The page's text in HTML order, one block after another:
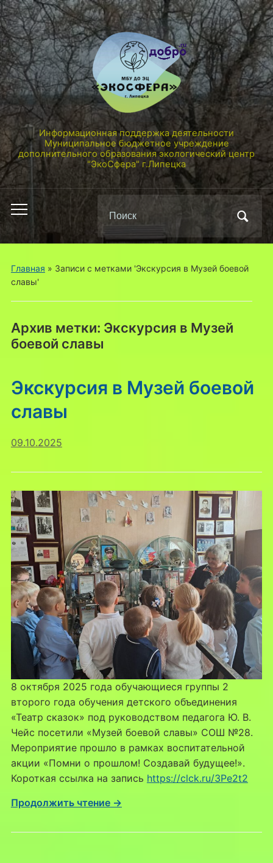
Информационная поддержка деятельности
Муниципальное бюджетное учреждение
дополнительного образования экологический центр
"ЭкоСфера" г.Липецка
Переключить
мобильное
меню
Поиск
по:
Главная » Записи с метками 'Экскурсия в Музей боевой
славы'
Архив метки: Экскурсия в Музей
боевой славы
Экскурсия в Музей боевой
славы
09.10.2025
8 октября 2025 года обучающиеся группы 2
второго года обучения детского объединения
«Театр сказок» под руководством педагога Ю. В.
Чейс посетили «Музей боевой славы» СОШ №28.
Мероприятие прошло в рамках воспитательной
акции «Помни о прошлом! Создавай будущее!».
Короткая ссылка на запись https://clck.ru/3Pe2t2
Продолжить чтение →